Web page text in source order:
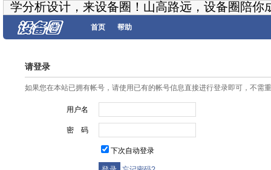
学分析设计，来设备圈！山高路远，设备圈陪你
首页 帮助
请登录
如果您在本站已拥有帐号，请使用已有的帐号信息直接进行登录即可，不需
用户名
密 码
下次自动登录